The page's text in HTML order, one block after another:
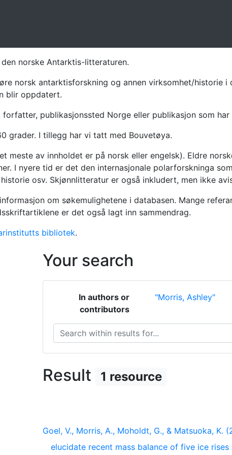
norske Antarktis-litteraturen.
norsk antarktisforskning og annen virksomhet/historie
blir oppdatert.
publikasjonssted Norge eller publikasjon som
grader. I tillegg har vi tatt med Bouvetøya.
meste av innholdet er på norsk eller engelsk). Eldre
I nyere tid er det den internasjonale polarforskninga
osv. Skjønnlitteratur er også inkludert, men ikke
om søkemulighetene i databasen. Mange
er det også lagt inn sammendrag.
bibliotek.
Your search
In authors or
contributors
"Morris, Ashley"
Search within results for...
Result 1 resource
Goel, V., Morris, A., Moholdt, G., & Matsuoka,
elucidate recent mass balance of five ice